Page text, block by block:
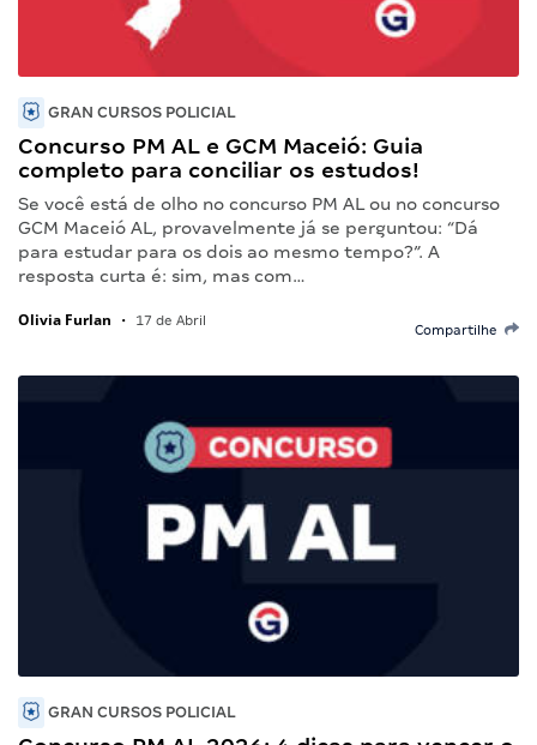
GRAN CURSOS POLICIAL
Concurso PM AL e GCM Maceió: Guia
completo para conciliar os estudos!
Se você está de olho no concurso PM AL ou no concurso
GCM Maceió AL, provavelmente já se perguntou: “Dá
para estudar para os dois ao mesmo tempo?”. A
resposta curta é: sim, mas com…
Olivia Furlan • 17 de Abril
Compartilhe
GRAN CURSOS POLICIAL